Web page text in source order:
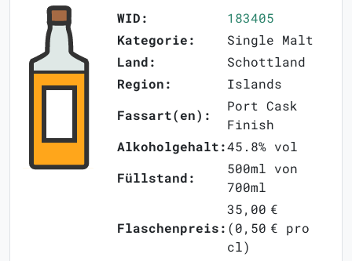
WID:
183405
Kategorie:
Single Malt
Land:
Schottland
Region:
Islands
Fassart(en):
Port Cask
Finish
Alkoholgehalt:45.8% vol
Füllstand:
500ml von
700ml
Flaschenpreis:
35,00 €
(0,50 € pro
cl)